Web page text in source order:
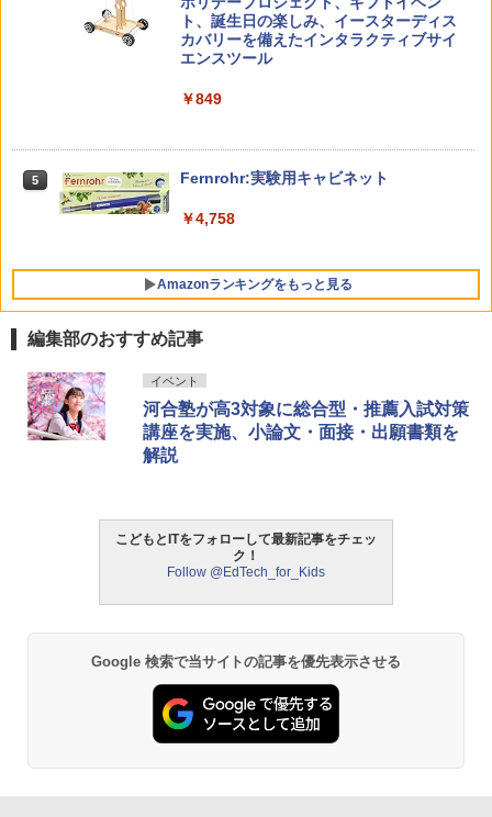
向山洋一の系譜、その先へ 授業の腕を磨
￥2,750
育玩具 1 2 3歳誕生日プレゼント男の子
女の子 知育玩具 LED おもちゃ 指先知育
早期開発 (スタンダード・エディション)
￥2,959
5
Amazon Fire HD 10 キッズプロ (10イン
対象年齢6歳から 数千点のキッズコンテ
￥26,980
ット図鑑 (サンクチュアリ出版)
ト、誕生日の楽しみ、イースターディス
カバリーを備えたインタラクティブサイ
エンスツール
￥849
5 Fernrohr:実験用キャビネット
￥4,758
Amazonランキングをもっと見る
編集部のおすすめ記事
イベント
河合塾が高3対象に総合型・推薦入試対策
講座を実施、小論文・面接・出願書類を
解説
こどもとITをフォローして最新記事をチェッ
ク！
Follow @EdTech_for_Kids
Google 検索で当サイトの記事を優先表示させる